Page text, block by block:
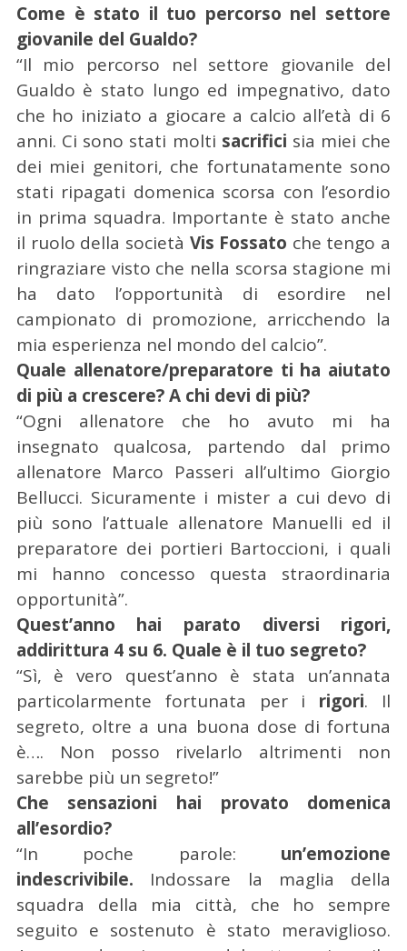
Come è stato il tuo percorso nel settore
giovanile del Gualdo?
“Il mio percorso nel settore giovanile del
Gualdo è stato lungo ed impegnativo, dato
che ho iniziato a giocare a calcio all’età di 6
anni. Ci sono stati molti sacrifici sia miei che
dei miei genitori, che fortunatamente sono
stati ripagati domenica scorsa con l’esordio
in prima squadra. Importante è stato anche
il ruolo della società Vis Fossato che tengo a
ringraziare visto che nella scorsa stagione mi
ha dato l’opportunità di esordire nel
campionato di promozione, arricchendo la
mia esperienza nel mondo del calcio”.
Quale allenatore/preparatore ti ha aiutato
di più a crescere? A chi devi di più?
“Ogni allenatore che ho avuto mi ha
insegnato qualcosa, partendo dal primo
allenatore Marco Passeri all’ultimo Giorgio
Bellucci. Sicuramente i mister a cui devo di
più sono l’attuale allenatore Manuelli ed il
preparatore dei portieri Bartoccioni, i quali
mi hanno concesso questa straordinaria
opportunità”.
Quest’anno hai parato diversi rigori,
addirittura 4 su 6. Quale è il tuo segreto?
“Sì, è vero quest’anno è stata un’annata
particolarmente fortunata per i rigori. Il
segreto, oltre a una buona dose di fortuna
è…. Non posso rivelarlo altrimenti non
sarebbe più un segreto!”
Che sensazioni hai provato domenica
all’esordio?
“In poche parole: un’emozione
indescrivibile. Indossare la maglia della
squadra della mia città, che ho sempre
seguito e sostenuto è stato meraviglioso.
C
e
r
c
a
p
r
: